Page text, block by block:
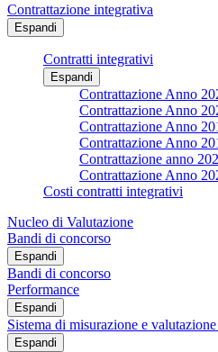
Contrattazione integrativa
Espandi
Contratti integrativi
Espandi
Contrattazione Anno
Contrattazione Anno
Contrattazione Anno
Contrattazione Anno
Contrattazione anno
Contrattazione Anno
Costi contratti integrativi
Nucleo di Valutazione
Bandi di concorso
Espandi
Bandi di concorso
Performance
Espandi
Sistema di misurazione e
Espandi